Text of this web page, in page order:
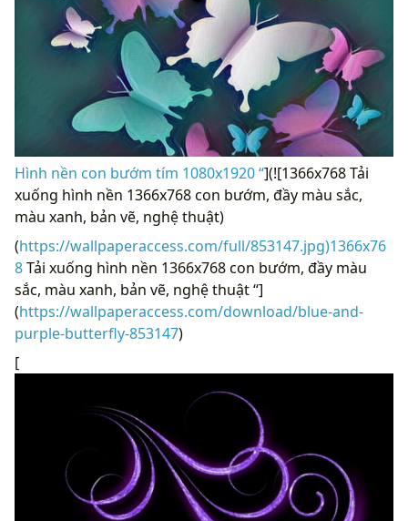
Hình nền con bướm tím 1080x1920 “](![1366x768 Tải
xuống hình nền 1366x768 con bướm, đầy màu sắc,
màu xanh, bản vẽ, nghệ thuật)
(https://wallpaperaccess.com/full/853147.jpg)1366x76
8Tải xuống hình nền 1366x768 con bướm, đầy màu
sắc, màu xanh, bản vẽ, nghệ thuật “]
(https://wallpaperaccess.com/download/blue-and-
purple-butterfly-853147)
[